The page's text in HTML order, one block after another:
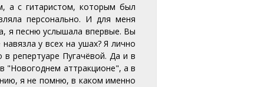
а с гитаристом, которым был
персонально. И для меня
я песню услышала впервые. Вы
у всех на ушах? Я лично
репертуаре Пугачёвой. Да и в
"Новогоднем аттракционе", а в
я не помню, в каком именно